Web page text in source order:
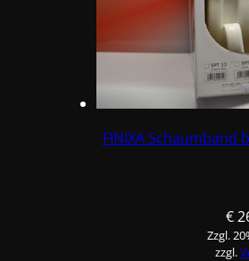
FINIXA Schaumband
€
Zzgl.
zzgl.